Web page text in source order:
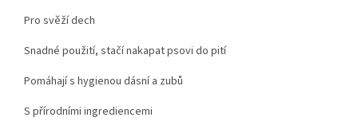
Pro svěží dech
Snadné použití, stačí nakapat psovi do pití
Pomáhají s hygienou dásní a zubů
S přírodními ingrediencemi